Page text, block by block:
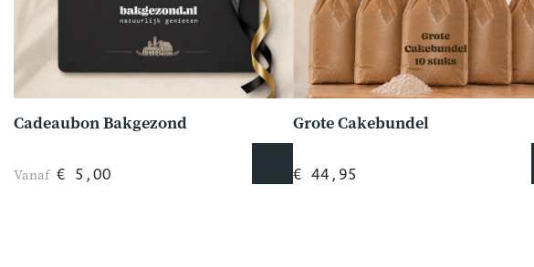
Cadeaubon Bakgezond
Vanaf € 5,00
Grote Cakebundel
€ 44,95